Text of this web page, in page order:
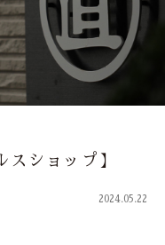
ショップ】
2024.05.22